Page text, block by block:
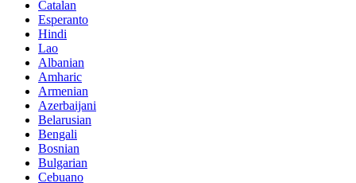
Catalan
Esperanto
Hindi
Lao
Albanian
Amharic
Armenian
Azerbaijani
Belarusian
Bengali
Bosnian
Bulgarian
Cebuano